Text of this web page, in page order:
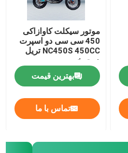
موتور سیکلت کاوازاکی
450 سی سی دو اسپرت
NC450S 450CC تریل
دوچرخه
بهترین قیمت
تماس با ما